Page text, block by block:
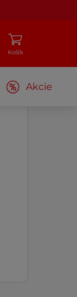
Košík
Akcie